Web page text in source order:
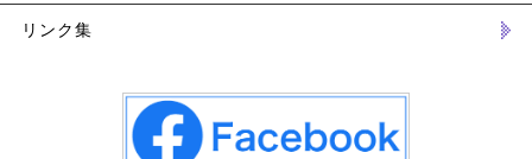
リンク集